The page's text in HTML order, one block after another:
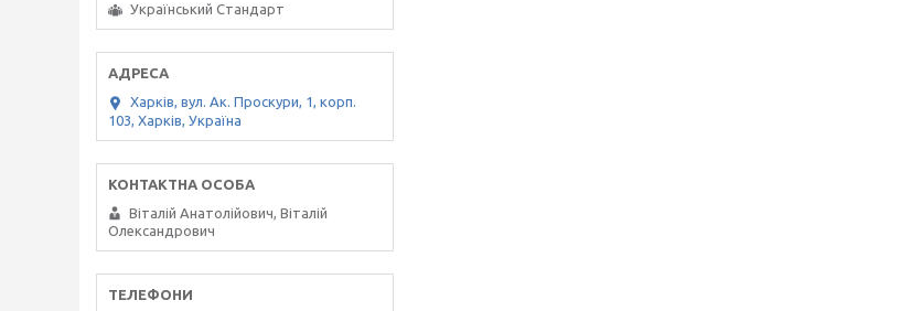
Український Стандарт
Харків, вул. Ак. Проскури, 1, корп.
103, Харків, Україна
Віталій Анатолійович, Віталій
Олександрович